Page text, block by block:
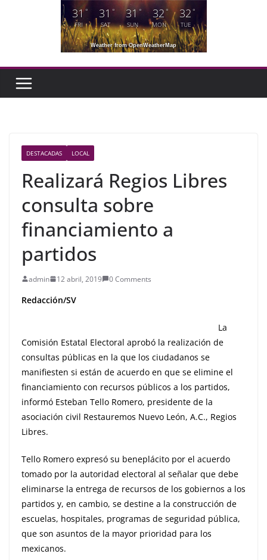
31°
FRI
31 °
SAT
31°
SUN
32 °
MON
32 °
TUE
Weather from OpenWeatherMap
DESTACADAS LOCAL
Realizará Regios Libres
consulta sobre
financiamiento a
partidos
admin 12 abril, 2019 0 Comments
Redacción/SV
La
Comisión Estatal Electoral aprobó la realización de
consultas públicas en la que los ciudadanos se
manifiesten si están de acuerdo en que se elimine el
financiamiento con recursos públicos a los partidos,
informó Esteban Tello Romero, presidente de la
asociación civil Restauremos Nuevo León, A.C., Regios
Libres.
Tello Romero expresó su beneplácito por el acuerdo
tomado por la autoridad electoral al señalar que debe
eliminarse la entrega de recursos de los gobiernos a los
partidos y, en cambio, se destine a la construcción de
escuelas, hospitales, programas de seguridad pública,
que son asuntos de la mayor prioridad para los
mexicanos.